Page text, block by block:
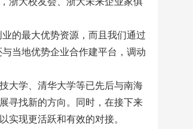
的最大优势资源，而且我们通过
当地优势企业合作建平台，调动
大学、清华大学等已先后与南海
寻找新的方向。同时，在接下来
实现更活跃和有效的对接。